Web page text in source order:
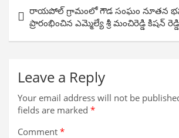
navigation
రాయపోల్ గ్రామంలో గౌడ సంఘం నూతన
ప్రారంభించిన ఎమ్మెల్యే శ్రీ మంచిరెడ్డి కిషన్
Leave a Reply
Your email address will not be
fields are marked *
Comment *